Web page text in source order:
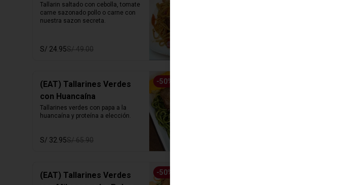
Tallarin saltado con cebolla, tomate
carne sazonado pollo o carne con
nuestra sazon secreta.
S/ 24.95S/ 49.00
-50%
(EAT) Tallarines Verdes
con Huancaína
Tallarines verdes con papa a la
huancaína y proteína a elección.
S/ 32.95S/ 65.90
-50%
(EAT) Tallarines Verdes